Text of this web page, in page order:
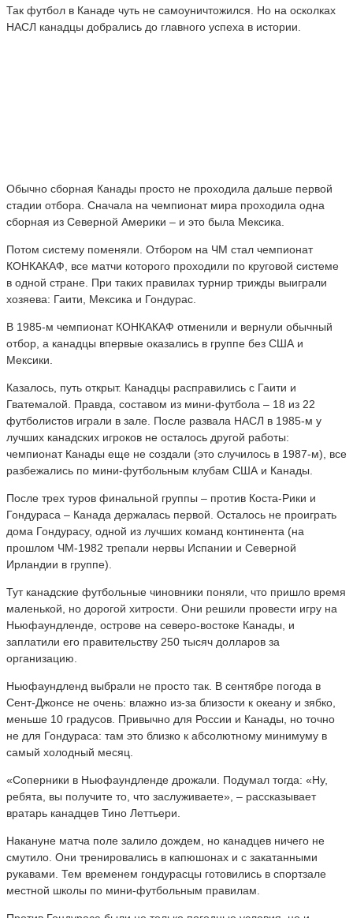
Так футбол в Канаде чуть не самоуничтожился. Но на осколках
НАСЛ канадцы добрались до главного успеха в истории.
Обычно сборная Канады просто не проходила дальше первой
стадии отбора. Сначала на чемпионат мира проходила одна
сборная из Северной Америки – и это была Мексика.
Потом систему поменяли. Отбором на ЧМ стал чемпионат
КОНКАКАФ, все матчи которого проходили по круговой системе
в одной стране. При таких правилах турнир трижды выиграли
хозяева: Гаити, Мексика и Гондурас.
В 1985-м чемпионат КОНКАКАФ отменили и вернули обычный
отбор, а канадцы впервые оказались в группе без США и
Мексики.
Казалось, путь открыт. Канадцы расправились с Гаити и
Гватемалой. Правда, составом из мини-футбола – 18 из 22
футболистов играли в зале. После развала НАСЛ в 1985-м у
лучших канадских игроков не осталось другой работы:
чемпионат Канады еще не создали (это случилось в 1987-м), все
разбежались по мини-футбольным клубам США и Канады.
После трех туров финальной группы – против Коста-Рики и
Гондураса – Канада держалась первой. Осталось не проиграть
дома Гондурасу, одной из лучших команд континента (на
прошлом ЧМ-1982 трепали нервы Испании и Северной
Ирландии в группе).
Тут канадские футбольные чиновники поняли, что пришло время
маленькой, но дорогой хитрости. Они решили провести игру на
Ньюфаундленде, острове на северо-востоке Канады, и
заплатили его правительству 250 тысяч долларов за
организацию.
Ньюфаундленд выбрали не просто так. В сентябре погода в
Сент-Джонсе не очень: влажно из-за близости к океану и зябко,
меньше 10 градусов. Привычно для России и Канады, но точно
не для Гондураса: там это близко к абсолютному минимуму в
самый холодный месяц.
«Соперники в Ньюфаундленде дрожали. Подумал тогда: «Ну,
ребята, вы получите то, что заслуживаете», – рассказывает
вратарь канадцев Тино Леттьери.
Накануне матча поле залило дождем, но канадцев ничего не
смутило. Они тренировались в капюшонах и с закатанными
рукавами. Тем временем гондурасцы готовились в спортзале
местной школы по мини-футбольным правилам.